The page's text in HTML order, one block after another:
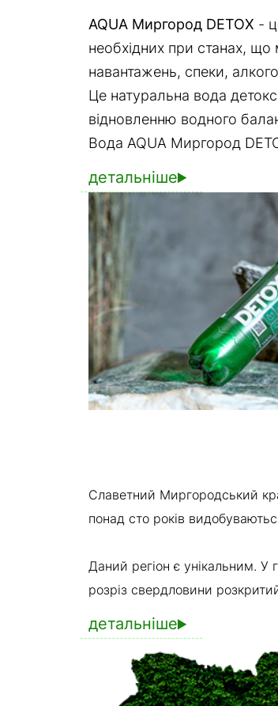
AQUA Миргород DETOX -
необхідних при станах, що
навантажень, спеки,
Це натуральна вода
відновленню водного
Вода AQUA Миргород
Славетний Миргородський
понад сто років
Даний регіон є унікальним. У
розріз свердловини